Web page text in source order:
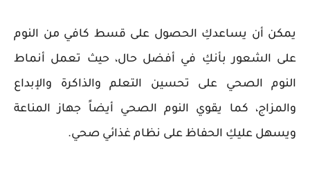
يمكن أن يساعدكِ الحصول على قسط كافي من النوم
على الشعور بأنكِ في أفضل حال، حيث تعمل أنماط
النوم الصحي على تحسين التعلم والذاكرة والإبداع
والمزاج، كما يقوي النوم الصحي أيضاً جهاز المناعة
ويسهل عليكِ الحفاظ على نظام غذائي صحي.